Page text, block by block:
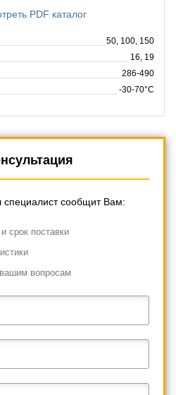
PDF каталог
50, 100, 150
16, 19
286-490
-30-70°C
сообщит Вам:
срок поставки
вопросам